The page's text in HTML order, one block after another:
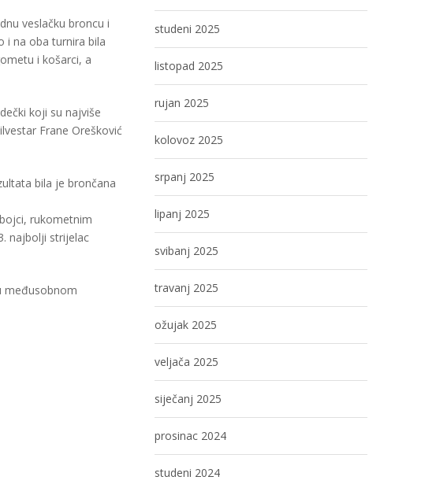
veslačku broncu i
i na oba turnira bila
i košarci, a
koji su najviše
Frane Orešković
bila je brončana
rukometnim
najbolji strijelac
međusobnom
studeni 2025
listopad 2025
rujan 2025
kolovoz 2025
srpanj 2025
lipanj 2025
svibanj 2025
travanj 2025
ožujak 2025
veljača 2025
siječanj 2025
prosinac 2024
studeni 2024